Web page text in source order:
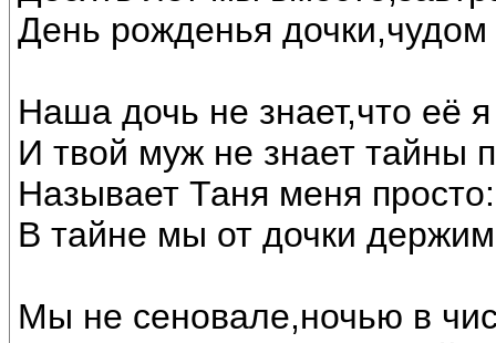
День рожденья дочки,чудом
Наша дочь не знает,что её
И твой муж не знает тайны
Называет Таня меня
В тайне мы от дочки
Мы не сеновале,ночью в